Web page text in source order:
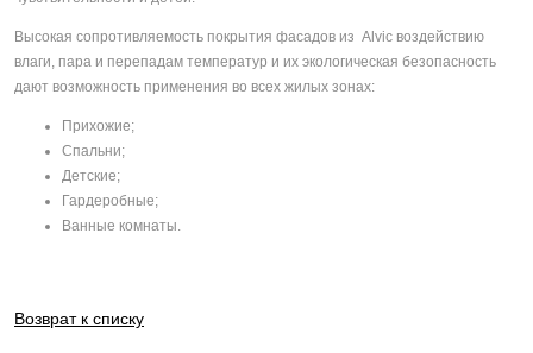
Высокая сопротивляемость покрытия фасадов из Alvic воздействию
влаги, пара и перепадам температур и их экологическая безопасность
дают возможность применения во всех жилых зонах:
Прихожие;
Спальни;
Детские;
Гардеробные;
Ванные комнаты.
Возврат к списку